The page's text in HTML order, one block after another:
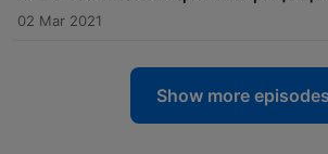
02 Mar 2021
Show more episodes